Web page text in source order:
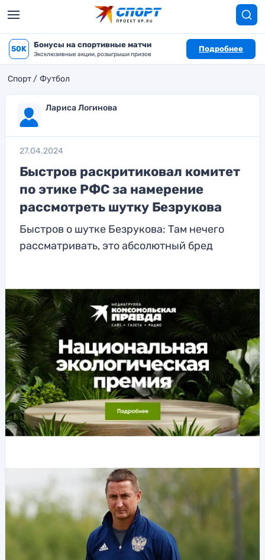
50K Бонусы на спортивные матчи
Эксклюзивные акции, розыгрыши призов
Подробнее
Спорт Футбол
Лариса Логинова
27.04.2024
Быстров раскритиковал комитет
по этике РФС за намерение
рассмотреть шутку Безрукова
Быстров о шутке Безрукова: Там нечего
рассматривать, это абсолютный бред